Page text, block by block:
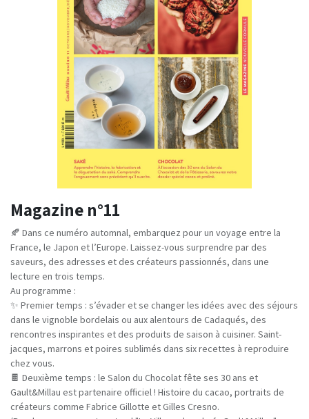
Magazine n°11
🍂 Dans ce numéro automnal, embarquez pour un voyage entre la
France, le Japon et l’Europe. Laissez-vous surprendre par des
saveurs, des adresses et des créateurs passionnés, dans une
lecture en trois temps.
Au programme :
✨ Premier temps : s’évader et se changer les idées avec des séjours
dans le vignoble bordelais ou aux alentours de Cadaqués, des
rencontres inspirantes et des produits de saison à cuisiner. Saint-
jacques, marrons et poires sublimés dans six recettes à reproduire
chez vous.
🍫 Deuxième temps : le Salon du Chocolat fête ses 30 ans et
Gault&Millau est partenaire officiel ! Histoire du cacao, portraits de
créateurs comme Fabrice Gillotte et Gilles Cresno.